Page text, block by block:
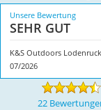
Unsere Bewertung
SEHR GUT
07/2026
22